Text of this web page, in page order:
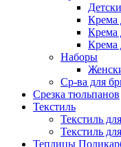
Крема
Крема
Крема
Наборы
Ср-ва для
Срезка тюльпанов
Текстиль
Текстиль
Текстиль
Теплицы